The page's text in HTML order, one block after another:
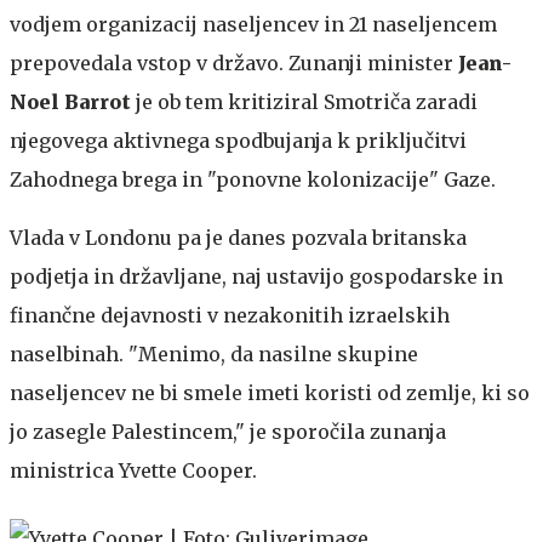
vodjem organizacij naseljencev in 21 naseljencem
prepovedala vstop v državo. Zunanji minister Jean-
Noel Barrot je ob tem kritiziral Smotriča zaradi
njegovega aktivnega spodbujanja k priključitvi
Zahodnega brega in "ponovne kolonizacije" Gaze.
Vlada v Londonu pa je danes pozvala britanska
podjetja in državljane, naj ustavijo gospodarske in
finančne dejavnosti v nezakonitih izraelskih
naselbinah. "Menimo, da nasilne skupine
naseljencev ne bi smele imeti koristi od zemlje, ki so
jo zasegle Palestincem," je sporočila zunanja
ministrica Yvette Cooper.